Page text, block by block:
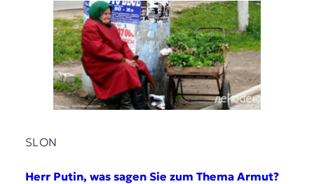
SLON
Herr Putin, was sagen Sie zum Thema Armut?